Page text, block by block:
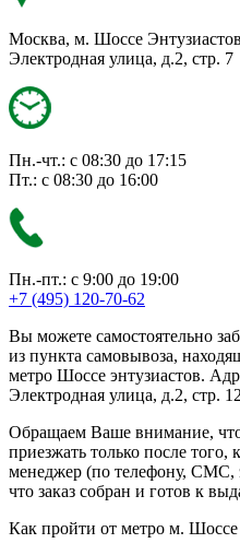
Москва, м. Шоссе
Электродная улица, д.2, стр. 7
Пн.-чт.: с 08:30 до 17:15
Пт.: с 08:30 до 16:00
Пн.-пт.: с 9:00 до 19:00
+7 (495) 120-70-62
Вы можете самостоятельно
из пункта самовывоза,
метро Шоссе энтузиастов.
Электродная улица, д.2, стр.
Обращаем Ваше внимание,
приезжать только после того,
менеджер (по телефону, СМС,
что заказ собран и готов к
Как пройти от метро м. Шоссе